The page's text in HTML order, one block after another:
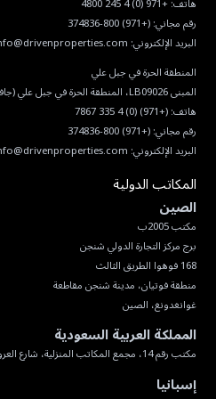
رقم مجاني:(+971) 800-374836
البريد الإلكتروني:
هاتف:(+971) (0) 4 335 7867
رقم مجاني:(+971) 800-374836
البريد الإلكتروني:
المكاتب الدولية
الصين
غوانغدونغ، الصين
المملكة العربية السعودية
مكتب رقم 14، مجمع المكاتب المنزلية، شارع العروبة، الرياض، المملكة العربية السعودية
إسبانيا